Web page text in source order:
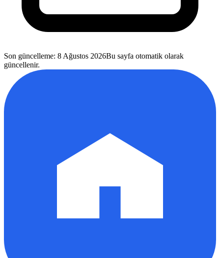
Son güncelleme: 8 Ağustos 2026Bu sayfa otomatik olarak
güncellenir.